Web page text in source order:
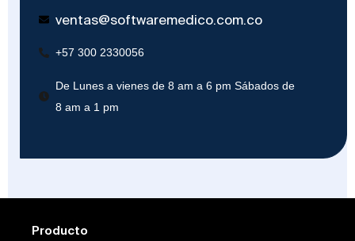
ventas@softwaremedico.com.co
+57 300 2330056
De Lunes a vienes de 8 am a 6 pm Sábados de
8 am a 1 pm
Producto